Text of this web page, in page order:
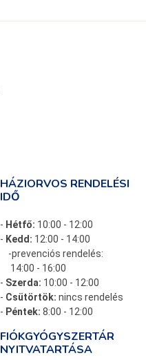
HÁZIORVOS RENDELÉSI
IDŐ
- Hétfő: 10:00 - 12:00
- Kedd: 12:00 - 14:00
-prevenciós rendelés:
14:00 - 16:00
- Szerda: 10:00 - 12:00
- Csütörtök: nincs rendelés
- Péntek: 8:00 - 12:00
FIÓKGYÓGYSZERTÁR
NYITVATARTÁSA